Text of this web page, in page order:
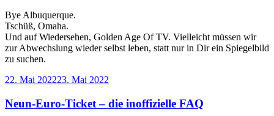
Bye Albuquerque.
Tschüß, Omaha.
Und auf Wiedersehen, Golden Age Of TV. Vielleicht müssen wir
zur Abwechslung wieder selbst leben, statt nur in Dir ein Spiegelbild
zu suchen.
Veröffentlicht
22. Mai 202223. Mai 2022
Neun-Euro-Ticket – die inoffizielle FAQ